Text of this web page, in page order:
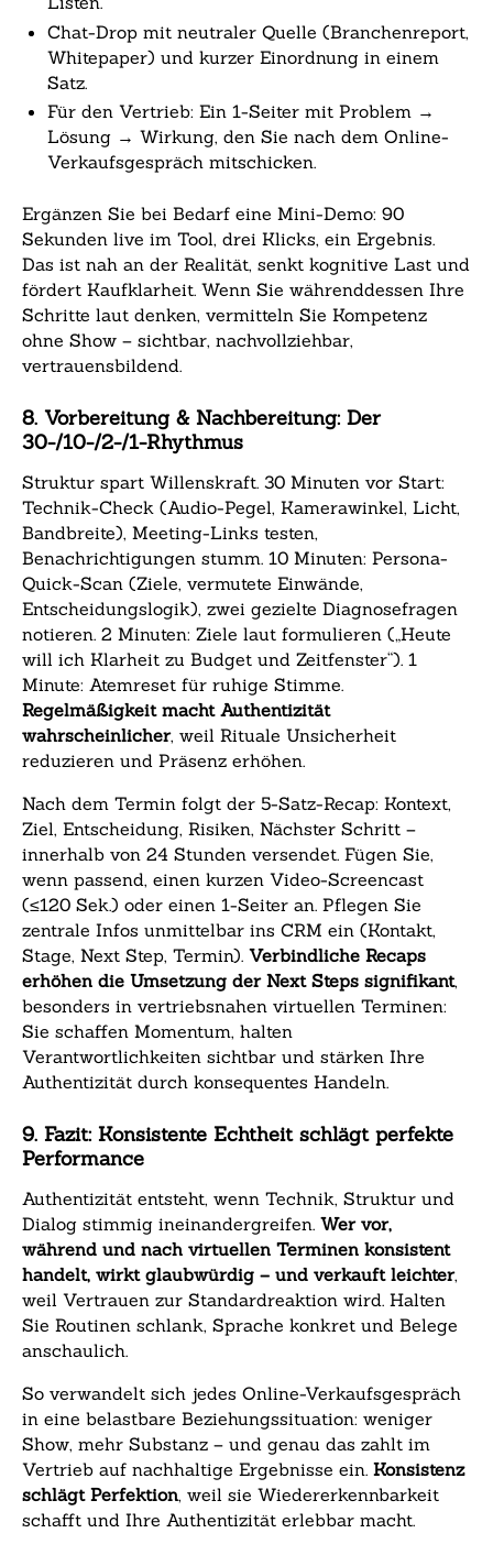
Chat-Drop mit neutraler Quelle (Branchenreport,
Whitepaper) und kurzer Einordnung in einem
Satz.
Für den Vertrieb: Ein 1-Seiter mit Problem →
Lösung → Wirkung, den Sie nach dem Online-
Verkaufsgespräch mitschicken.
Ergänzen Sie bei Bedarf eine Mini-Demo: 90
Sekunden live im Tool, drei Klicks, ein Ergebnis.
Das ist nah an der Realität, senkt kognitive Last und
fördert Kaufklarheit. Wenn Sie währenddessen Ihre
Schritte laut denken, vermitteln Sie Kompetenz
ohne Show – sichtbar, nachvollziehbar,
vertrauensbildend.
8. Vorbereitung & Nachbereitung: Der
30-/10-/2-/1-Rhythmus
Struktur spart Willenskraft. 30 Minuten vor Start:
Technik-Check (Audio-Pegel, Kamerawinkel, Licht,
Bandbreite), Meeting-Links testen,
Benachrichtigungen stumm. 10 Minuten: Persona-
Quick-Scan (Ziele, vermutete Einwände,
Entscheidungslogik), zwei gezielte Diagnosefragen
notieren. 2 Minuten: Ziele laut formulieren („Heute
will ich Klarheit zu Budget und Zeitfenster“). 1
Minute: Atemreset für ruhige Stimme.
Regelmäßigkeit macht Authentizität
wahrscheinlicher, weil Rituale Unsicherheit
reduzieren und Präsenz erhöhen.
Nach dem Termin folgt der 5-Satz-Recap: Kontext,
Ziel, Entscheidung, Risiken, Nächster Schritt –
innerhalb von 24 Stunden versendet. Fügen Sie,
wenn passend, einen kurzen Video-Screencast
(≤120 Sek.) oder einen 1-Seiter an. Pflegen Sie
zentrale Infos unmittelbar ins CRM ein (Kontakt,
Stage, Next Step, Termin). Verbindliche Recaps
erhöhen die Umsetzung der Next Steps signifikant,
besonders in vertriebsnahen virtuellen Terminen:
Sie schaffen Momentum, halten
Verantwortlichkeiten sichtbar und stärken Ihre
Authentizität durch konsequentes Handeln.
9. Fazit: Konsistente Echtheit schlägt perfekte
Performance
Authentizität entsteht, wenn Technik, Struktur und
Dialog stimmig ineinandergreifen. Wer vor,
während und nach virtuellen Terminen konsistent
handelt, wirkt glaubwürdig – und verkauft leichter,
weil Vertrauen zur Standardreaktion wird. Halten
Sie Routinen schlank, Sprache konkret und Belege
anschaulich.
So verwandelt sich jedes Online-Verkaufsgespräch
in eine belastbare Beziehungssituation: weniger
Show, mehr Substanz – und genau das zahlt im
Vertrieb auf nachhaltige Ergebnisse ein. Konsistenz
schlägt Perfektion, weil sie Wiedererkennbarkeit
schafft und Ihre Authentizität erlebbar macht.